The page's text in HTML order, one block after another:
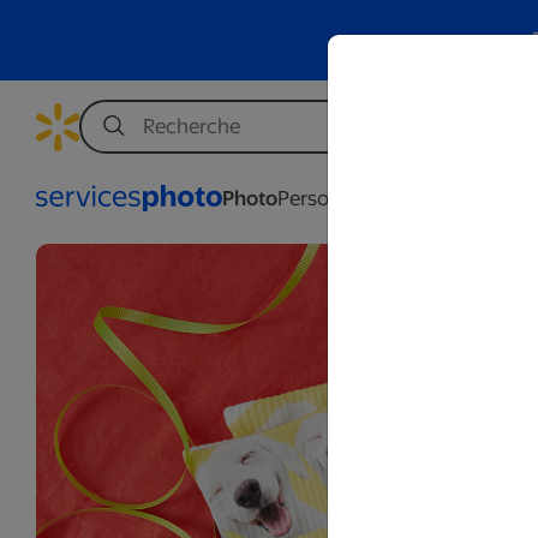
PhotoPersonnalisation